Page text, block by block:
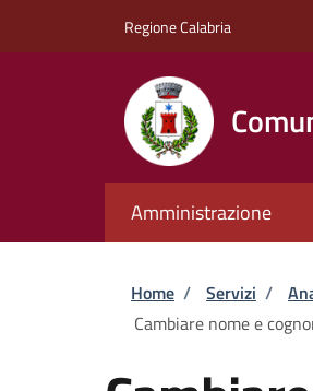
Regione Calabria
Amministrazione
Briciole
Home / Servizi /
Cambiare nome e